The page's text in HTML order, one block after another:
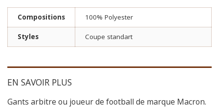
Compositions 100% Polyester
Styles Coupe standart
EN SAVOIR PLUS
Gants arbitre ou joueur de football de marque Macron.